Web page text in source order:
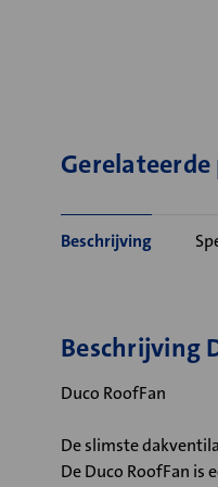
Beschrijving
Beschrijving
Duco RoofFan
De slimste
De Duco RoofFan is